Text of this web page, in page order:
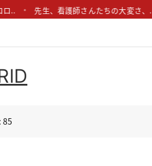
先生、看護師さんたちの大変さ、..
85